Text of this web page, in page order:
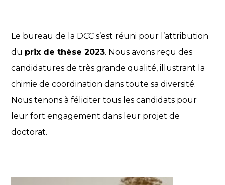
Le bureau de la DCC s’est réuni pour l’attribution
du prix de thèse 2023. Nous avons reçu des
candidatures de très grande qualité, illustrant la
chimie de coordination dans toute sa diversité.
Nous tenons à féliciter tous les candidats pour
leur fort engagement dans leur projet de
doctorat.